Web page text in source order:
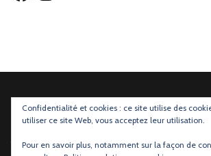
Confidentialité et cookies : ce site utilise des
utiliser ce site Web, vous acceptez leur utilisation.
Pour en savoir plus, notamment sur la façon de